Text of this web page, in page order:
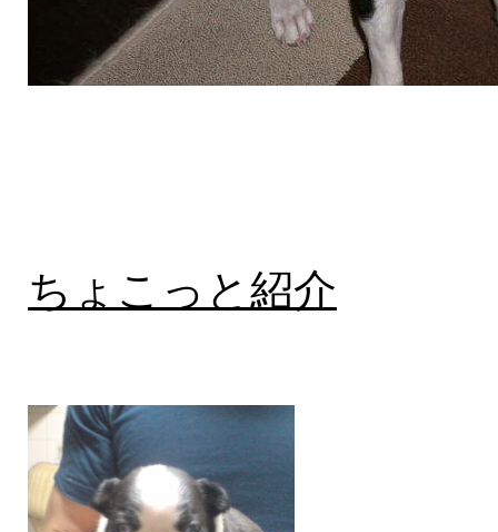
ちょこっと紹介